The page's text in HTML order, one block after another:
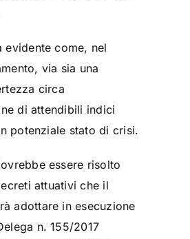
evidente come, nel
via sia una
circa
di attendibili indici
potenziale stato di crisi.
essere risolto
attuativi che il
adottare in esecuzione
n. 155/2017